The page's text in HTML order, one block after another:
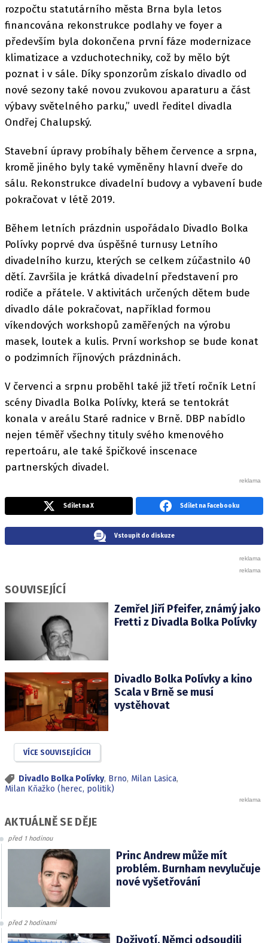
rozpočtu statutárního města Brna byla letos
financována rekonstrukce podlahy ve foyer a
především byla dokončena první fáze modernizace
klimatizace a vzduchotechniky, což by mělo být
poznat i v sále. Díky sponzorům získalo divadlo od
nové sezony také novou zvukovou aparaturu a část
výbavy světelného parku,” uvedl ředitel divadla
Ondřej Chalupský.
Stavební úpravy probíhaly během července a srpna,
kromě jiného byly také vyměněny hlavní dveře do
sálu. Rekonstrukce divadelní budovy a vybavení bude
pokračovat v létě 2019.
Během letních prázdnin uspořádalo Divadlo Bolka
Polívky poprvé dva úspěšné turnusy Letního
divadelního kurzu, kterých se celkem zúčastnilo 40
dětí. Završila je krátká divadelní představení pro
rodiče a přátele. V aktivitách určených dětem bude
divadlo dále pokračovat, například formou
víkendových workshopů zaměřených na výrobu
masek, loutek a kulis. První workshop se bude konat
o podzimních říjnových prázdninách.
V červenci a srpnu proběhl také již třetí ročník Letní
scény Divadla Bolka Polívky, která se tentokrát
konala v areálu Staré radnice v Brně. DBP nabídlo
nejen téměř všechny tituly svého kmenového
repertoáru, ale také špičkové inscenace
partnerských divadel.
Sdílet na X Sdílet na Facebooku
Vstoupit do diskuze
SOUVISEJÍCÍ
Zemřel Jiří Pfeifer, známý jako
Fretti z Divadla Bolka Polívky
Divadlo Bolka Polívky a kino
Scala v Brně se musí
vystěhovat
VÍCE SOUVISEJÍCÍCH
Divadlo Bolka Polívky, Brno, Milan Lasica,
Milan Kňažko (herec, politik)
AKTUÁLNĚ SE DĚJE
před 1 hodinou
Princ Andrew může mít
problém. Burnham nevylučuje
nové vyšetřování
před 2 hodinami
Doživotí. Němci odsoudili